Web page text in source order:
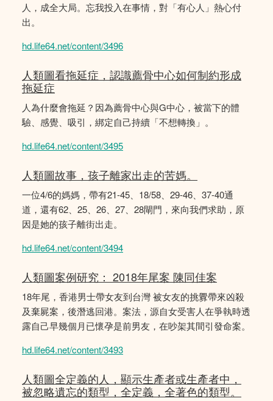
人，成全大局。忘我投入在事情，對「有心人」熱心付
出。
hd.life64.net/content/3496
人類圖看拖延症，認識薦骨中心如何制約形成
拖延症
人為什麼會拖延？因為薦骨中心與G中心，被當下的體
驗、感覺、吸引，綁定自己持續「不想轉換」。
hd.life64.net/content/3495
人類圖故事，孩子離家出走的苦媽。
一位4/6的媽媽，帶有21-45、18/58、29-46、37-40通
道，還有62、25、26、27、28閘門，來向我們求助，原
因是她的孩子離街出走。
hd.life64.net/content/3494
人類圖案例研究： 2018年尾案 陳同佳案
18年尾，香港男士帶女友到台灣 被女友的挑釁帶來凶殺
及棄屍案，後潛逃回港。案法，源自女受害人在爭執時透
露自己早幾個月已懷孕是前男友，在吵架其間引發命案。
hd.life64.net/content/3493
人類圖全定義的人，顯示生產者或生產者中，
被忽略遺忘的類型，全定義，全著色的類型。